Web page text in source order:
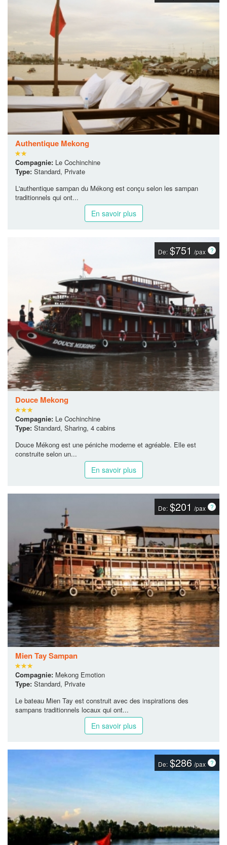
Authentique Mekong
Compagnie: Le Cochinchine
Type: Standard, Private
L'authentique sampan du Mékong est conçu selon les sampan
traditionnels qui ont...
En savoir plus
De: $751 /pax
Douce Mekong
Compagnie: Le Cochinchine
Type: Standard, Sharing, 4 cabins
Douce Mékong est une péniche moderne et agréable. Elle est
construite selon un...
En savoir plus
De: $201 /pax
Mien Tay Sampan
Compagnie: Mekong Emotion
Type: Standard, Private
Le bateau Mien Tay est construit avec des inspirations des
sampans traditionnels locaux qui ont...
En savoir plus
De: $286 /pax